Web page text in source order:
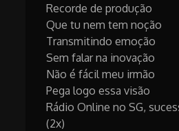
Recorde de produção
Que tu nem tem noção
Transmitindo emoção
Sem falar na inovação
Não é fácil meu irmão
Pega logo essa visão
Rádio Online no SG,
(2x)